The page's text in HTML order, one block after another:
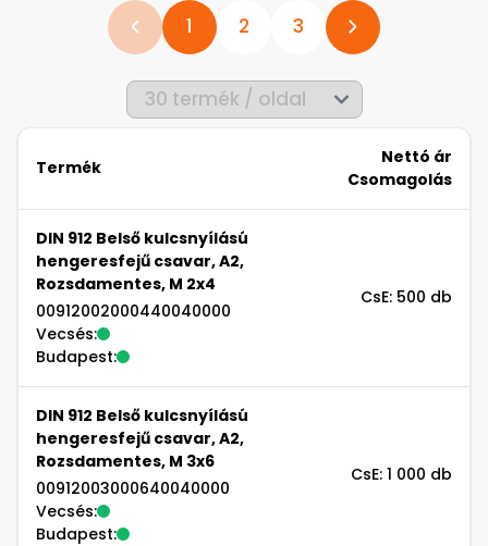
1 2 3
Termék
Nettó ár
Csomagolás
DIN 912 Belső kulcsnyílású
hengeresfejű csavar, A2,
Rozsdamentes, M 2x4
00912002000440040000
Vecsés:
Budapest:
CsE: 500 db
DIN 912 Belső kulcsnyílású
hengeresfejű csavar, A2,
Rozsdamentes, M 3x6
00912003000640040000
Vecsés:
Budapest:
CsE: 1 000 db